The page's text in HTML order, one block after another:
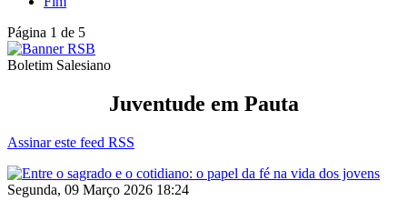
Página 1 de 5
Boletim Salesiano
Juventude em Pauta
Assinar este feed RSS
Segunda, 09 Março 2026 18:24